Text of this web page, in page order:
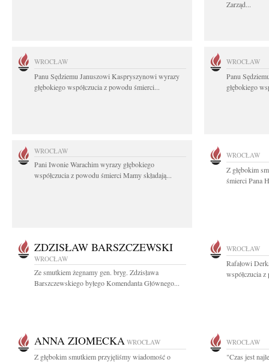
Zarząd...
WROCŁAW
Panu Sędziemu Januszowi Kaspryszynowi wyrazy
głębokiego współczucia z powodu śmierci...
WROCŁAW
Panu
głębokiego
WROCŁAW
Pani Iwonie Warachim wyrazy głębokiego
współczucia z powodu śmierci Mamy składają...
WROCŁAW
Z głębokim
śmierci Pana
ZDZISŁAW BARSZCZEWSKI
WROCŁAW
Ze smutkiem żegnamy gen. bryg. Zdzisława
Barszczewskiego byłego Komendanta Głównego...
WROCŁAW
Rafałowi
współczucia
ANNA ZIOMECKA WROCŁAW
Z głębokim smutkiem przyjęliśmy wiadomość o
WROCŁAW
"Czas jest